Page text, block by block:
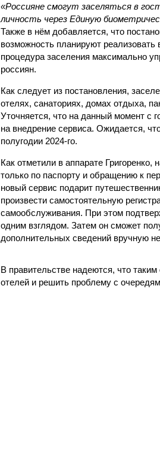
«Россияне смогут заселяться в
личность через Единую
Также в нём добавляется, что
возможность планируют
процедура заселения максимально
россиян.
Как следует из постановления,
отелях, санаториях, домах отдыха,
Уточняется, что на данный момент с
на внедрение сервиса. Ожидается,
полугодии 2024-го.
Как отметили в аппарате
только по паспорту и обращению к
новый сервис подарит
произвести самостоятельную
самообслуживания. При этом
одним взглядом. Затем он сможет
дополнительных сведений вручную
В правительстве надеются, что
отелей и решить проблему с